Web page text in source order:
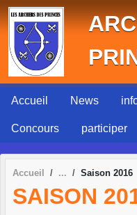
Accueil News
Concours participer
Accueil Saison 2016
SAISON
Panneau de gestion des